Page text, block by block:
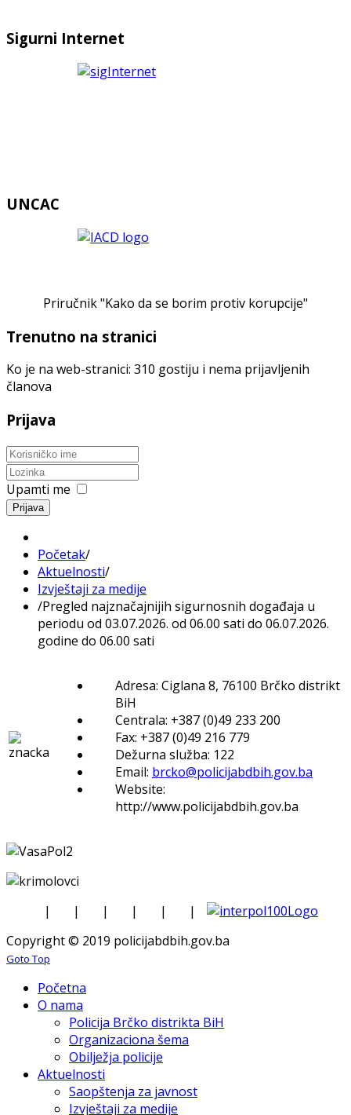
Sigurni Internet
UNCAC
Priručnik "Kako da se borim protiv korupcije"
Trenutno na stranici
Ko je na web-stranici: 310 gostiju i nema prijavljenih
članova
Prijava
Upamti me
Prijava
Početak/
Aktuelnosti/
Izvještaji za medije
/Pregled najznačajnijih sigurnosnih događaja u
periodu od 03.07.2026. od 06.00 sati do 06.07.2026.
godine do 06.00 sati
Adresa: Ciglana 8, 76100 Brčko distrikt
BiH
Centrala: +387 (0)49 233 200
Fax: +387 (0)49 216 779
Dežurna služba: 122
Email: brcko@policijabdbih.gov.ba
Website:
http://www.policijabdbih.gov.ba
| | | | |
|
Copyright © 2019 policijabdbih.gov.ba
Goto Top
Početna
O nama
Policija Brčko distrikta BiH
Organizaciona šema
Obilježja policije
Aktuelnosti
Saopštenja za javnost
Izvještaji za medije